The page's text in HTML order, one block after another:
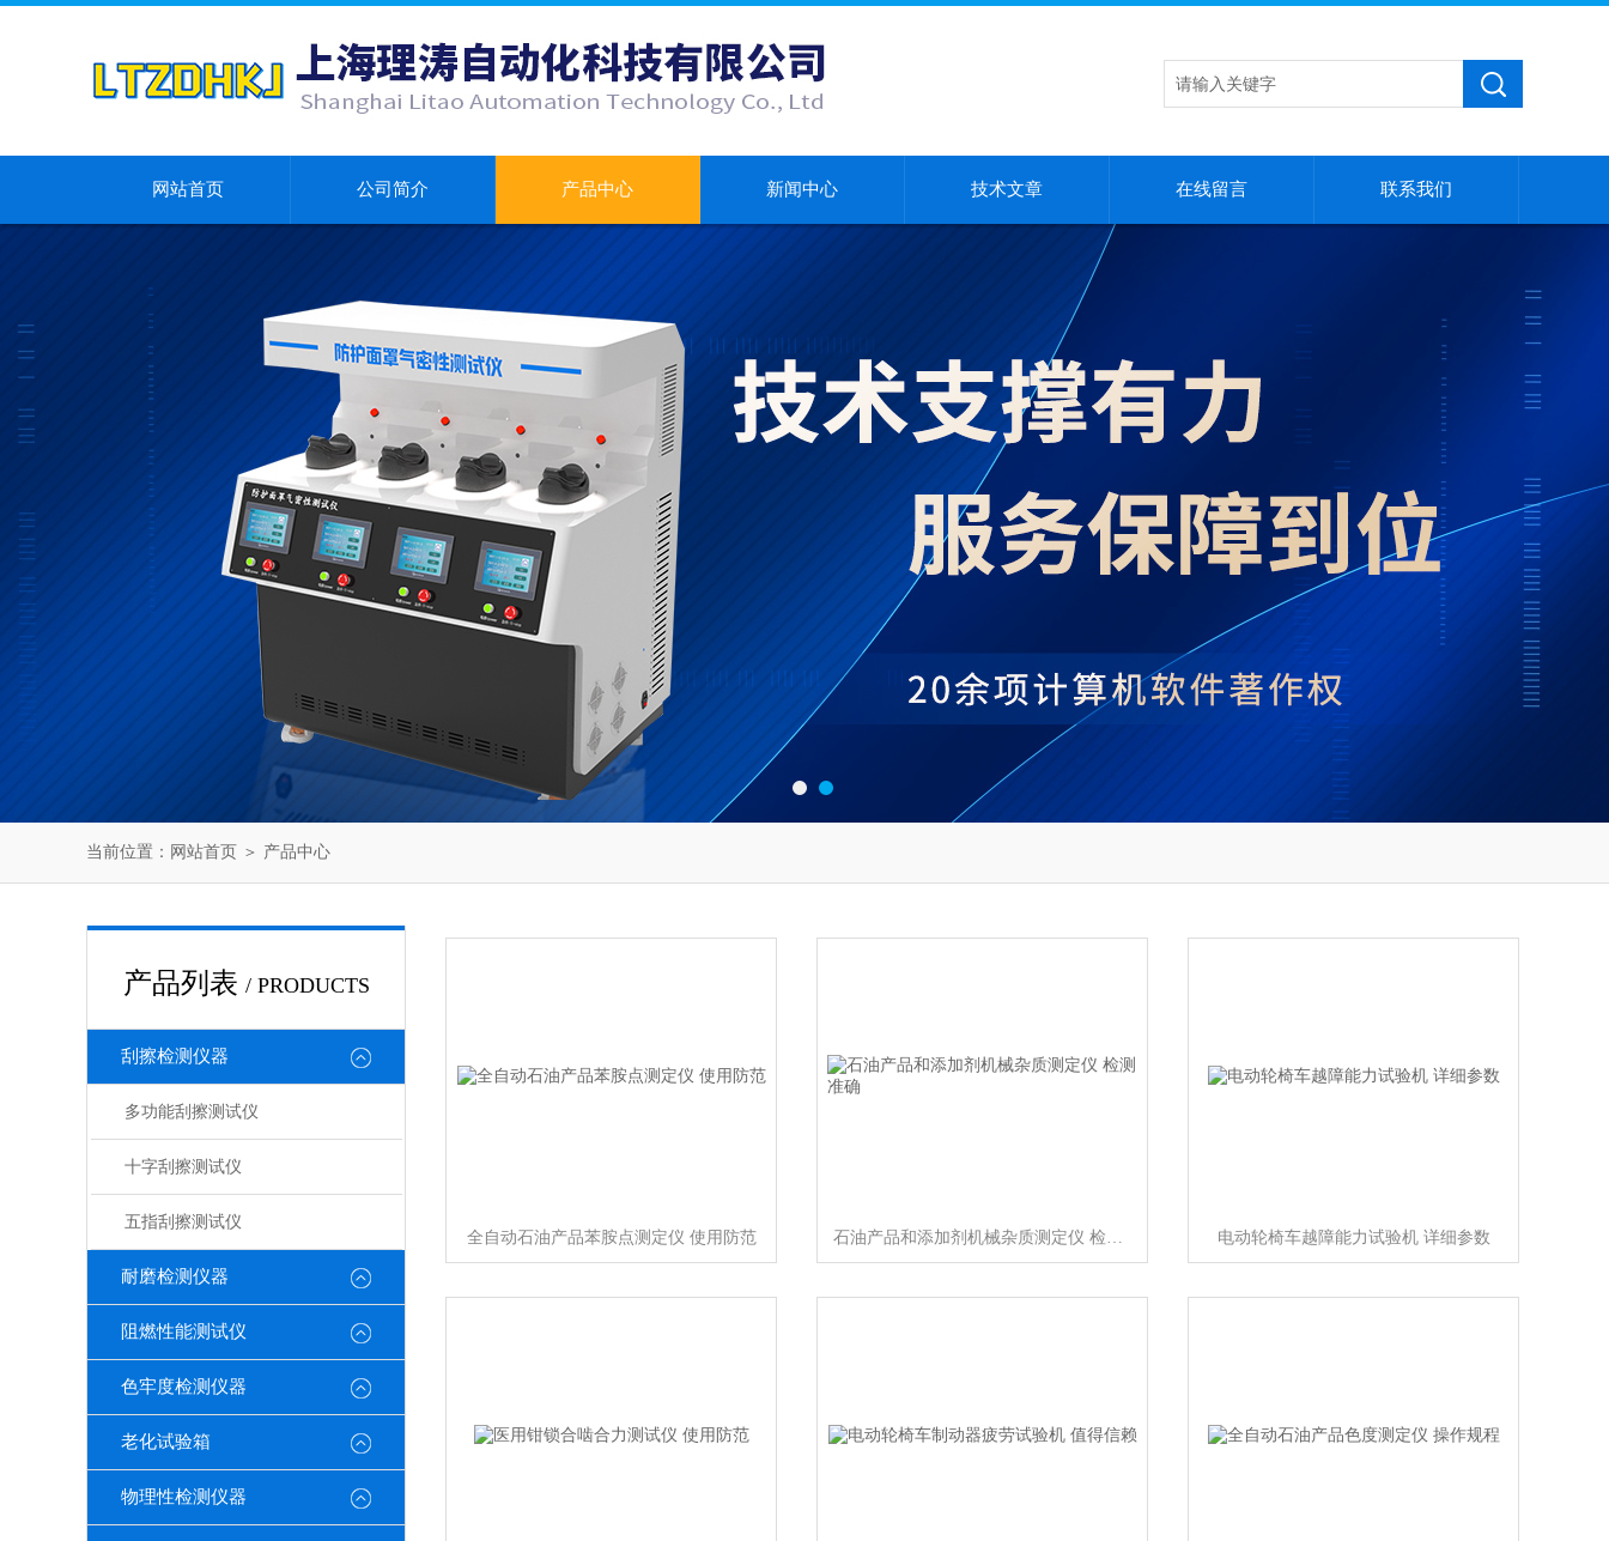
网站首页 公司简介 产品中心 新闻中心 技术文章 在线留言 联系我们
当前位置： 网站首页 ＞ 产品中心
产品列表 / PRODUCTS
刮擦检测仪器
多功能刮擦测试仪
十字刮擦测试仪
五指刮擦测试仪
耐磨检测仪器
阻燃性能测试仪
色牢度检测仪器
老化试验箱
物理性检测仪器
全自动石油产品苯胺点测定仪 使用防范 石油产品和添加剂机械杂质测定仪 检测准确 电动轮椅车越障能力试验机 详细参数